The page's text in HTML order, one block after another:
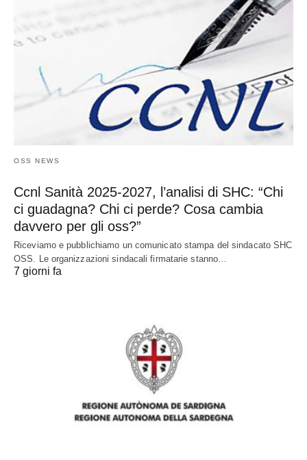
OSS NEWS
Ccnl Sanità 2025-2027, l’analisi di SHC: “Chi
ci guadagna? Chi ci perde? Cosa cambia
davvero per gli oss?”
Riceviamo e pubblichiamo un comunicato stampa del sindacato SHC
OSS. Le organizzazioni sindacali firmatarie stanno…
7 giorni fa